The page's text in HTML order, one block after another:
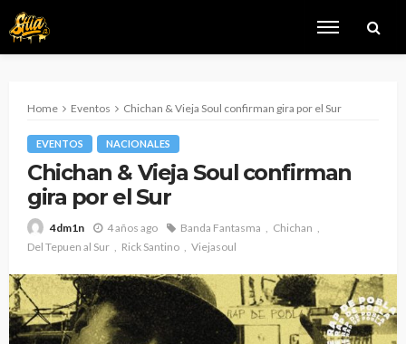
Home Eventos Chichan & Vieja Soul confirman gira por el Sur
EVENTOS NACIONALES
Chichan & Vieja Soul confirman
gira por el Sur
4dm1n 4 años ago Banda Fantasma
Chichan
Del Tepuen al Sur
Rick Santino Viejasoul